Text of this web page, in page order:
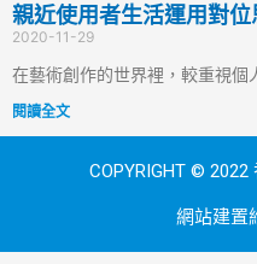
親近使用者生活運用對位
2020-11-29
在藝術創作的世界裡，較重視個
閱讀全文
COPYRIGHT ©
網站建置